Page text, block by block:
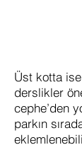
Üst kotta
derslikler
cephe’den
parkın